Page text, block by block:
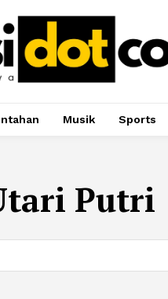
Musik Sports
Putri